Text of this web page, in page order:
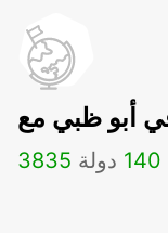
3835 140 دولة